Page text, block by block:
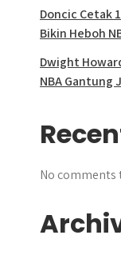
Doncic Cetak
Bikin Heboh
Dwight
NBA Gantung
No comments